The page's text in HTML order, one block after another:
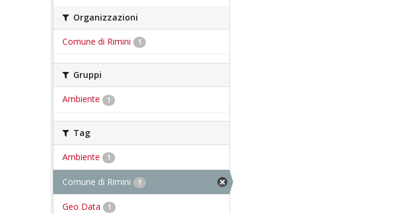
Organizzazioni
Comune di Rimini 1
Gruppi
Ambiente 1
Tag
Ambiente 1
Comune di Rimini 1
Geo Data 1